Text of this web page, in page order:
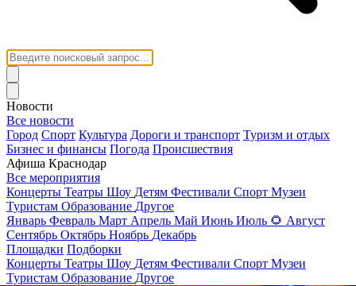
Новости
Все новости
Город Спорт Культура Дороги и транспорт Туризм и отдых
Бизнес и финансы Погода Происшествия
Афиша Краснодар
Все мероприятия
Концерты Театры Шоу Детям Фестивали Спорт Музеи
Туристам Образование Другое
Январь Февраль Март Апрель Май Июнь Июль 🌻 Август
Сентябрь Октябрь Ноябрь Декабрь
Площадки Подборки
Концерты Театры Шоу Детям Фестивали Спорт Музеи
Туристам Образование Другое